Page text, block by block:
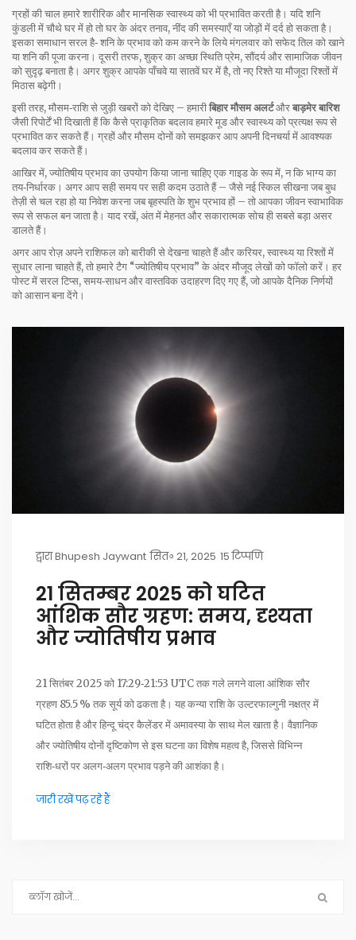
ग्रहों की चाल हमारे शारीरिक और मानसिक स्वास्थ्य को भी प्रभावित करती है। यदि शनि
कुंडली में चौथे घर में हो तो घर के अंदर तनाव, नींद की समस्याएँ या जोड़ों में दर्द हो सकता है।
इसका समाधान सरल है‑ शनि के प्रभाव को कम करने के लिये मंगलवार को सफेद तिल को खाने
या शनि की पूजा करना। दूसरी तरफ, शुक्र का अच्छा स्थिति प्रेम, सौंदर्य और सामाजिक जीवन
को सुदृढ़ बनाता है। अगर शुक्र आपके पाँचवे या सातवें घर में है, तो नए रिश्ते या मौजूदा रिश्तों में
मिठास बढ़ेगी।
इसी तरह, मौसम‑राशि से जुड़ी खबरों को देखिए – हमारीबिहार मौसम अलर्टऔरबाड़मेर बारिश
जैसी रिपोर्टें भी दिखाती हैं कि कैसे प्राकृतिक बदलाव हमारे मूड और स्वास्थ्य को प्रत्यक्ष रूप से
प्रभावित कर सकते हैं। ग्रहों और मौसम दोनों को समझकर आप अपनी दिनचर्या में आवश्यक
बदलाव कर सकते हैं।
आखिर में, ज्योतिषीय प्रभाव का उपयोग किया जाना चाहिए एक गाइड के रूप में, न कि भाग्य का
तय‑निर्धारक। अगर आप सही समय पर सही कदम उठाते हैं – जैसे नई स्किल सीखना जब बुध
तेज़ी से चल रहा हो या निवेश करना जब बृहस्पति के शुभ प्रभाव हों – तो आपका जीवन स्वाभाविक
रूप से सफल बन जाता है। याद रखें, अंत में मेहनत और सकारात्मक सोच ही सबसे बड़ा असर
डालते हैं।
अगर आप रोज़ अपने राशिफल को बारीकी से देखना चाहते हैं और करियर, स्वास्थ्य या रिश्तों में
सुधार लाना चाहते हैं, तो हमारे टैग “ज्योतिषीय प्रभाव” के अंदर मौजूद लेखों को फॉलो करें। हर
पोस्ट में सरल टिप्स, समय‑साधन और वास्तविक उदाहरण दिए गए हैं, जो आपके दैनिक निर्णयों
को आसान बना देंगे।
द्वाराBhupesh Jaywant सित॰ 21, 2025 15 टिप्पणि
21 सितम्बर 2025 को घटित
आंशिक सौर ग्रहण: समय, दृश्यता
और ज्योतिषीय प्रभाव
21 सितंबर 2025 को 17:29‑21:53 UTC तक गले लगने वाला आंशिक सौर
ग्रहण 85.5 % तक सूर्य को ढकता है। यह कन्या राशि के उल्टरफाल्गुनी नक्षत्र में
घटित होता है और हिन्दू चंद्र कैलेंडर में अमावस्या के साथ मेल खाता है। वैज्ञानिक
और ज्योतिषीय दोनों दृष्टिकोण से इस घटना का विशेष महत्व है, जिससे विभिन्न
राशि‑धरों पर अलग‑अलग प्रभाव पड़ने की आशंका है।
जारी रखें पढ़ रहे हैं